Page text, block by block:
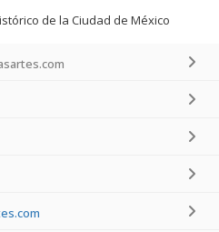
de la Ciudad de México